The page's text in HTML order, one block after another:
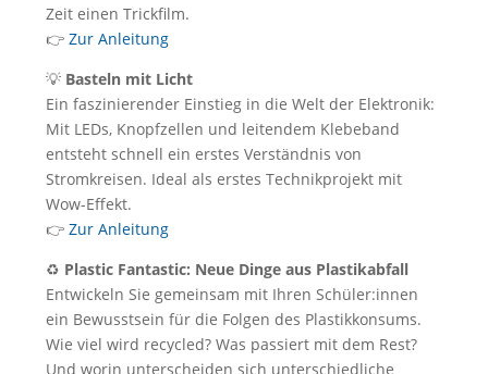
Zeit einen Trickfilm.
👉 Zur Anleitung
💡 Basteln mit Licht
Ein faszinierender Einstieg in die Welt der Elektronik:
Mit LEDs, Knopfzellen und leitendem Klebeband
entsteht schnell ein erstes Verständnis von
Stromkreisen. Ideal als erstes Technikprojekt mit
Wow-Effekt.
👉 Zur Anleitung
♻️ Plastic Fantastic: Neue Dinge aus Plastikabfall
Entwickeln Sie gemeinsam mit Ihren Schüler:innen
ein Bewusstsein für die Folgen des Plastikkonsums.
Wie viel wird recycled? Was passiert mit dem Rest?
Und worin unterscheiden sich unterschiedliche